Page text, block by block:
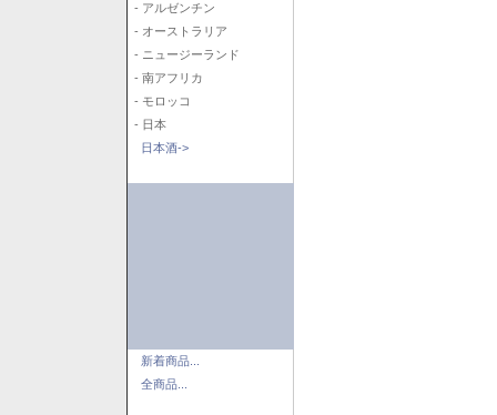
- アルゼンチン
- オーストラリア
- ニュージーランド
- 南アフリカ
- モロッコ
- 日本
日本酒->
新着商品...
全商品...